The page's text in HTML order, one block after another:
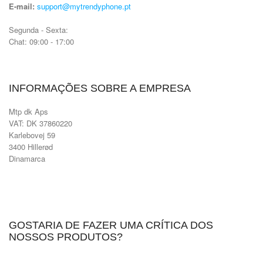
E-mail: support@mytrendyphone.pt
Segunda - Sexta:
Chat: 09:00 - 17:00
INFORMAÇÕES SOBRE A EMPRESA
Mtp dk Aps
VAT: DK 37860220
Karlebovej 59
3400 Hillerød
Dinamarca
GOSTARIA DE FAZER UMA CRÍTICA DOS
NOSSOS PRODUTOS?